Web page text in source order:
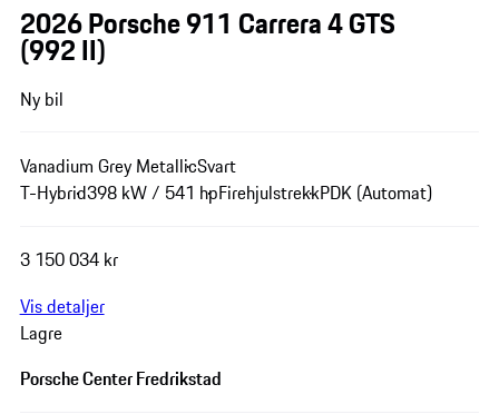
2026 Porsche 911 Carrera 4 GTS
(992 II)
Ny bil
Vanadium Grey MetallicSvart
T-Hybrid398 kW / 541 hpFirehjulstrekkPDK (Automat)
3 150 034 kr
Vis detaljer
Lagre
Porsche Center Fredrikstad